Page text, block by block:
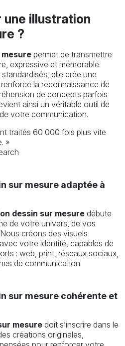
une illustration
?
permet de transmettre
expressive et mémorable.
elle crée une
la reconnaissance de
de concepts parfois
ainsi un véritable outil de
votre communication.
traités 60 000 fois plus vite
»
sur mesure adaptée à
dessin sur mesure débute
de votre univers, de vos
créons des visuels
votre identité, capables de
: web, print, réseaux sociaux,
de communication.
sur mesure cohérente et
mesure doit s’inscrire dans le
créations originales,